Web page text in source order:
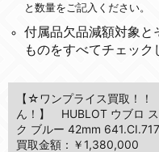
と数量をご記入ください。
付属品欠品減額対象と
ものをすべてチェック
【☆ワンプライス買取！
ん！】 HUBLOT ウブロ
ク ブルー 42mm
買取金額：￥1,380,000